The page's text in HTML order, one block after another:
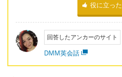
役に立った
回答したアンカーのサイト
DMM英会話